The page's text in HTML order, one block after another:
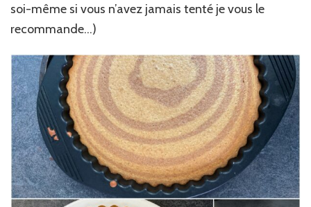
soi-même si vous n’avez jamais tenté je vous le
recommande…)